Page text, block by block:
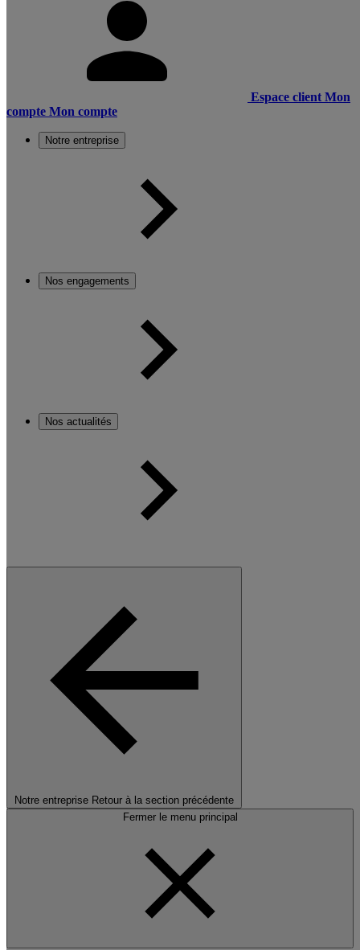
Espace client Mon
compte Mon compte
Notre entreprise
Nos engagements
Nos actualités
Notre entreprise Retour à la section précédente
Fermer le menu principal